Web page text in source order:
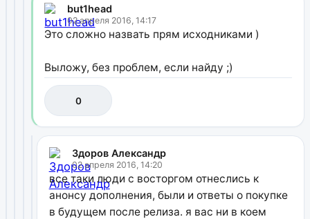
but1head
02 апреля 2016, 14:17
Это сложно назвать прям исходниками )
Выложу, без проблем, если найду ;)
0
Здоров Александр
02 апреля 2016, 14:20
все таки люди с восторгом отнеслись к
анонсу дополнения, были и ответы о покупке
в будущем после релиза. я вас ни в коем